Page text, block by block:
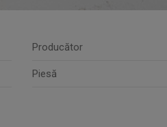
Producător
Piesă